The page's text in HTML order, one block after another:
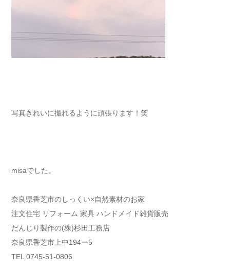
写真きれいに撮れるように頑張ります！笑
misaでした。
奈良県香芝市のしっくい×自然素材のお家
注文住宅 リフォーム 家具 ハンドメイド雑貨販売
だんじり製作の(株)杉田工務店
奈良県香芝市上中194ー5
TEL 0745-51-0806